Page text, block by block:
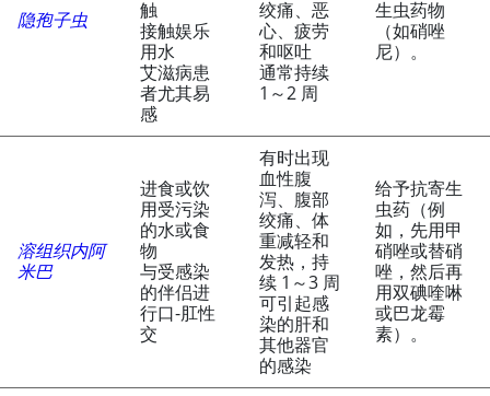
隐孢子虫
触
接触娱乐
用水
艾滋病患
者尤其易
感
绞痛、恶
心、疲劳
和呕吐
通常持续
1～2 周
生虫药物
（如硝唑
尼）。
溶组织内阿
米巴
进食或饮
用受污染
的水或食
物
与受感染
的伴侣进
行口-肛性
交
有时出现
血性腹
泻、腹部
绞痛、体
重减轻和
发热，持
续 1～3 周
可引起感
染的肝和
其他器官
的感染
给予抗寄生
虫药（例
如，先用甲
硝唑或替硝
唑，然后再
用双碘喹啉
或巴龙霉
素）。